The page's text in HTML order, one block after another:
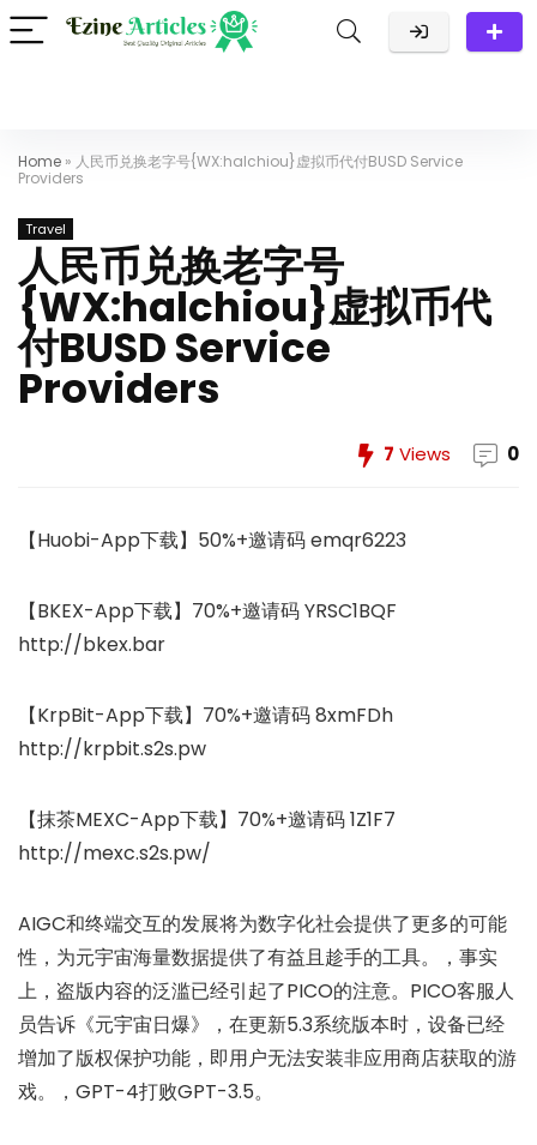
Home » 人民币兑换老字号{WX:halchiou}虚拟币代付BUSD Service
Providers
Travel
人民币兑换老字号
{WX:halchiou}虚拟币代
付BUSD Service
Providers
7 Views 0
【Huobi-App下载】50%+邀请码 emqr6223
【BKEX-App下载】70%+邀请码 YRSC1BQF
http://bkex.bar
【KrpBit-App下载】70%+邀请码 8xmFDh
http://krpbit.s2s.pw
【抹茶MEXC-App下载】70%+邀请码 1Z1F7
http://mexc.s2s.pw/
AIGC和终端交互的发展将为数字化社会提供了更多的可能
性，为元宇宙海量数据提供了有益且趁手的工具。，事实
上，盗版内容的泛滥已经引起了PICO的注意。PICO客服人
员告诉《元宇宙日爆》，在更新5.3系统版本时，设备已经
增加了版权保护功能，即用户无法安装非应用商店获取的游
戏。，GPT-4打败GPT-3.5。